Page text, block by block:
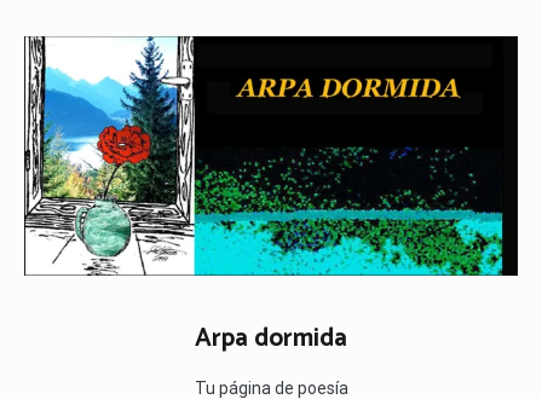
contenido
Arpa dormida
Tu página de poesía